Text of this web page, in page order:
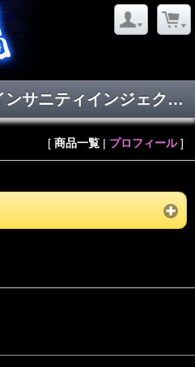
Insanity Injection ( インサニティインジェクション )
[ 商品一覧 | プロフィール]